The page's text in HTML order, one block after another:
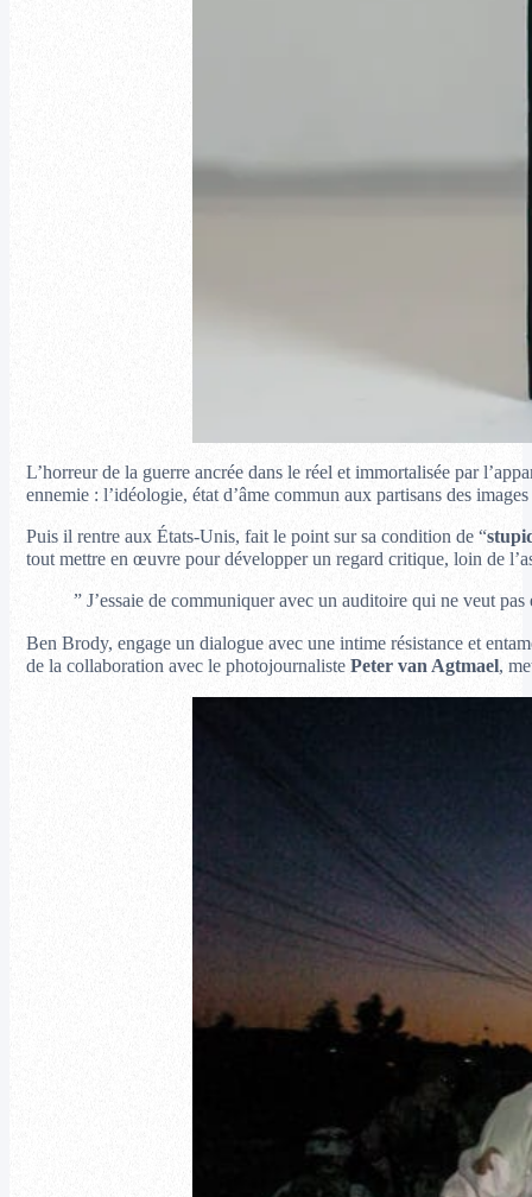
L’horreur de la guerre ancrée dans le réel et immortalisée par
ennemie : l’idéologie, état d’âme commun aux partisans des
Puis il rentre aux États-Unis, fait le point sur sa condition de “
tout mettre en œuvre pour développer un regard critique, loin de
” J’essaie de communiquer avec un auditoire qui ne veut
Ben Brody, engage un dialogue avec une intime résistance et
de la collaboration avec le photojournaliste Peter van Agtmael,